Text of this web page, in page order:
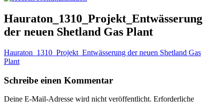
Hauraton_1310_Projekt_Entwässerung
der neuen Shetland Gas Plant
Hauraton_1310_Projekt_Entwässerung der neuen Shetland Gas
Plant
Schreibe einen Kommentar
Deine E-Mail-Adresse wird nicht veröffentlicht. Erforderliche